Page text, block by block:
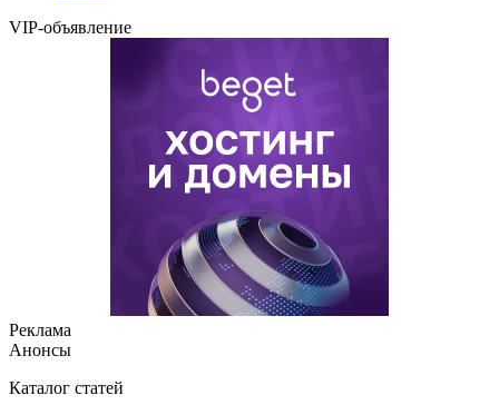
VIP-объявление
Реклама
Анонсы
Каталог статей